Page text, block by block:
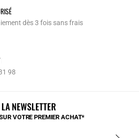
dès 3 fois sans frais
98
NEWSLETTER
VOTRE PREMIER ACHAT*